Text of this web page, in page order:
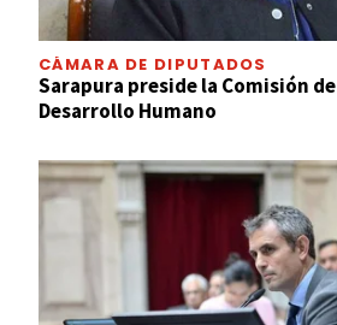
CÁMARA DE DIPUTADOS
Sarapura preside la Comisión
Desarrollo Humano